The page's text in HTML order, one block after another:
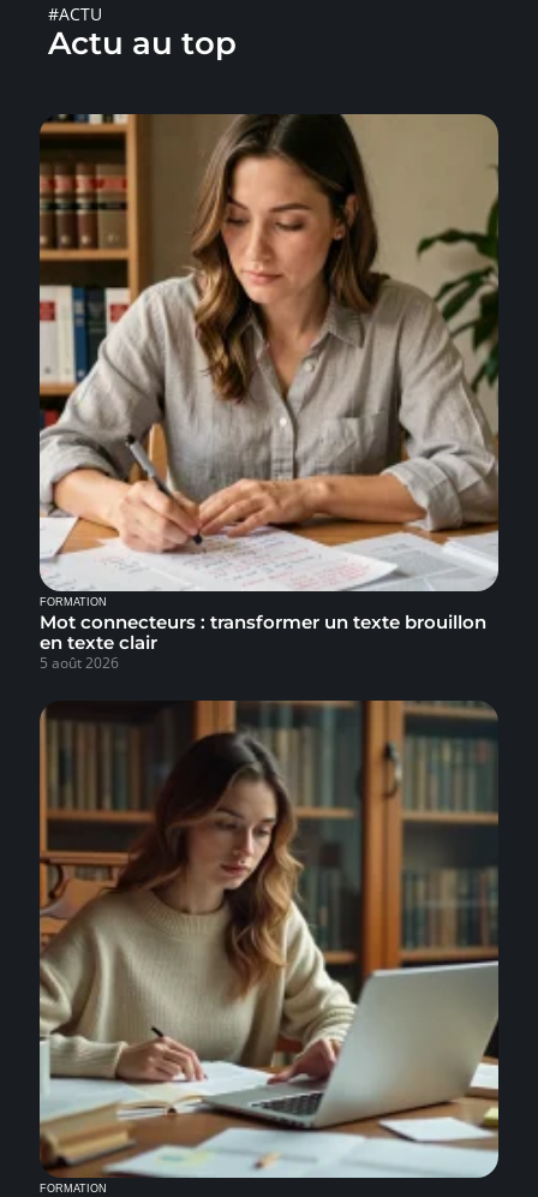
#ACTU
Actu au top
FORMATION
Mot connecteurs : transformer un texte brouillon
en texte clair
5 août 2026
FORMATION